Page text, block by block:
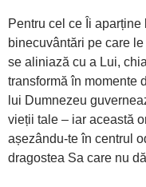
Pentru cel ce Îi
binecuvântări pe care
se aliniază cu a Lui,
transformă în momente
lui Dumnezeu
vieții tale – iar această
așezându-te în centrul
dragostea Sa care nu